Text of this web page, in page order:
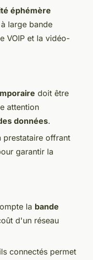
éphémère
large bande
VOIP et la vidéo-
doit être
attention
données.
prestataire offrant
garantir la
la bande
d'un réseau
connectés permet